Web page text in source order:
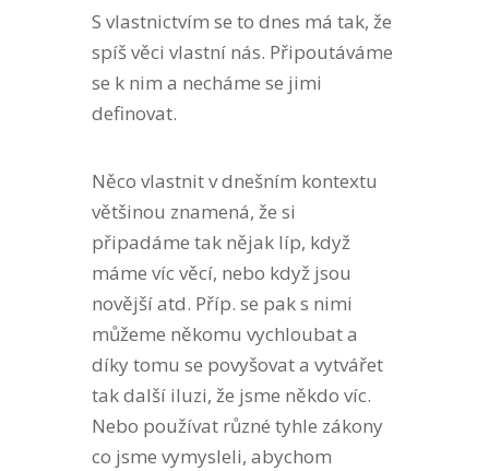
S vlastnictvím se to dnes má tak, že
spíš věci vlastní nás. Připoutáváme
se k nim a necháme se jimi
definovat.
Něco vlastnit v dnešním kontextu
většinou znamená, že si
připadáme tak nějak líp, když
máme víc věcí, nebo když jsou
novější atd. Příp. se pak s nimi
můžeme někomu vychloubat a
díky tomu se povyšovat a vytvářet
tak další iluzi, že jsme někdo víc.
Nebo používat různé tyhle zákony
co jsme vymysleli, abychom